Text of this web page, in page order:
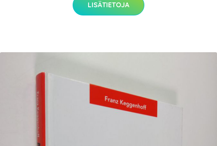
LISÄTIETOJA